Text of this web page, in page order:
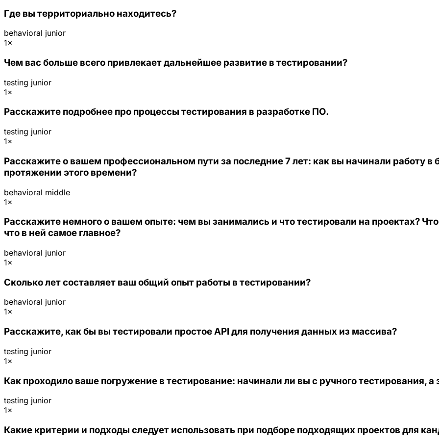
Где вы территориально находитесь?
behavioral junior
1×
Чем вас больше всего привлекает дальнейшее развитие в тестировании?
testing junior
1×
Расскажите подробнее про процессы тестирования в разработке ПО.
testing junior
1×
Расскажите о вашем профессиональном пути за последние 7 лет: как вы начинали работу в
протяжении этого времени?
behavioral middle
1×
Расскажите немного о вашем опыте: чем вы занимались и что тестировали на проектах?
что в ней самое главное?
behavioral junior
1×
Сколько лет составляет ваш общий опыт работы в тестировании?
behavioral junior
1×
Расскажите, как бы вы тестировали простое API для получения данных из массива?
testing junior
1×
Как проходило ваше погружение в тестирование: начинали ли вы с ручного тестирования,
testing junior
1×
Какие критерии и подходы следует использовать при подборе подходящих проектов для